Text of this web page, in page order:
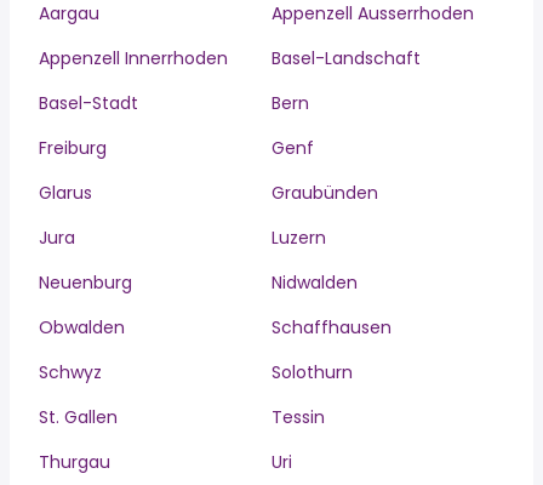
Aargau
Appenzell Ausserrhoden
Appenzell Innerrhoden
Basel-Landschaft
Basel-Stadt
Bern
Freiburg
Genf
Glarus
Graubünden
Jura
Luzern
Neuenburg
Nidwalden
Obwalden
Schaffhausen
Schwyz
Solothurn
St. Gallen
Tessin
Thurgau
Uri